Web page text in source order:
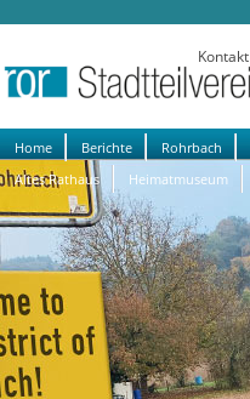
Kontakt
Navigation
überspringen
Home Berichte Rohrbach
Altes Rathaus
Heimatmuseum